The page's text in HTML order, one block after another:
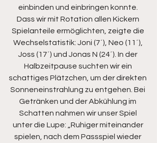
einbinden und einbringen konnte.
Dass wir mit Rotation allen Kickern
Spielanteile ermöglichten, zeigte die
Wechselstatistik: Joni (7´), Neo (11´),
Joss (17´) und Jonas N (24´). In der
Halbzeitpause suchten wir ein
schattiges Plätzchen, um der direkten
Sonneneinstrahlung zu entgehen. Bei
Getränken und der Abkühlung im
Schatten nahmen wir unser Spiel
unter die Lupe: „Ruhiger miteinander
spielen, nach dem Passspiel wieder